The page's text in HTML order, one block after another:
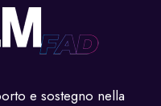
e sostegno nella